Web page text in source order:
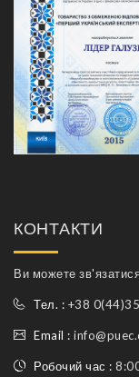
КОНТАКТИ
Ви можете
Тел. : +38
Email :
Робочий час :